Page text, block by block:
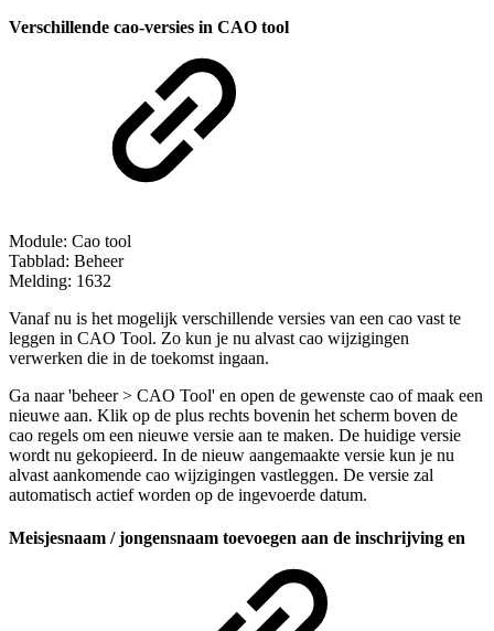
Verschillende cao-versies in CAO tool
Module: Cao tool
Tabblad: Beheer
Melding: 1632
Vanaf nu is het mogelijk verschillende versies van een cao vast te
leggen in CAO Tool. Zo kun je nu alvast cao wijzigingen
verwerken die in de toekomst ingaan.
Ga naar 'beheer > CAO Tool' en open de gewenste cao of maak een
nieuwe aan. Klik op de plus rechts bovenin het scherm boven de
cao regels om een nieuwe versie aan te maken. De huidige versie
wordt nu gekopieerd. In de nieuw aangemaakte versie kun je nu
alvast aankomende cao wijzigingen vastleggen. De versie zal
automatisch actief worden op de ingevoerde datum.
Meisjesnaam / jongensnaam toevoegen aan de inschrijving en